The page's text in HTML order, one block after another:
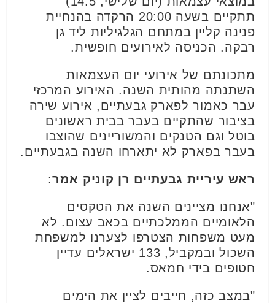
תתקיים בשעה 20:00 הרקדה בהנחיית
פנינה קליין במתחם הגלגיליות ליד גן
רבקה. הכניסה לאירועים חופשית.
מתכונתם של אירועי יום העצמאות
השתנתה מהותית השנה. האירוע המרכזי
עבר כאמור לפארק גבעתיים, אירוע שירה
בציבור שהתקיים בעבר בבית ראשונים
בוטל וגם הטנקים והמשוריינים שהוצבו
בעבר בפארק לא יתארחו השנה בגבעתיים.
ראש עיריית גבעתיים רן קוניק אמר:
"אנחנו מציינים השנה את הטקסים
הלאומיים הממלכתיים בכאב עצום. לא
מעט משפחות הצטרפו לצערנו למשפחת
השכול ובמקביל, 133 ישראלים עדיין
חטופים בידי חמאס.
"במצב כזה, חייבים לציין את הימים